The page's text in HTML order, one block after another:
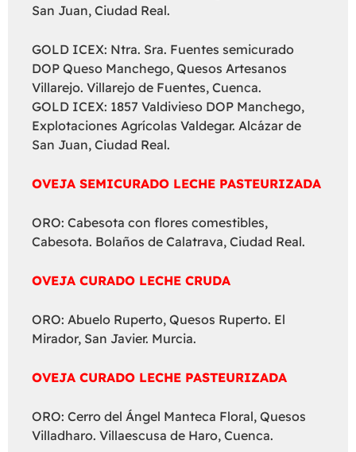
San Juan, Ciudad Real.
GOLD ICEX: Ntra. Sra. Fuentes semicurado
DOP Queso Manchego, Quesos Artesanos
Villarejo. Villarejo de Fuentes, Cuenca.
GOLD ICEX: 1857 Valdivieso DOP Manchego,
Explotaciones Agrícolas Valdegar. Alcázar de
San Juan, Ciudad Real.
OVEJA SEMICURADO LECHE PASTEURIZADA
ORO: Cabesota con flores comestibles,
Cabesota. Bolaños de Calatrava, Ciudad Real.
OVEJA CURADO LECHE CRUDA
ORO: Abuelo Ruperto, Quesos Ruperto. El
Mirador, San Javier. Murcia.
OVEJA CURADO LECHE PASTEURIZADA
ORO: Cerro del Ángel Manteca Floral, Quesos
Villadharo. Villaescusa de Haro, Cuenca.